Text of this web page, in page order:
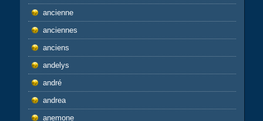
ancienne
anciennes
anciens
andelys
andré
andrea
anemone